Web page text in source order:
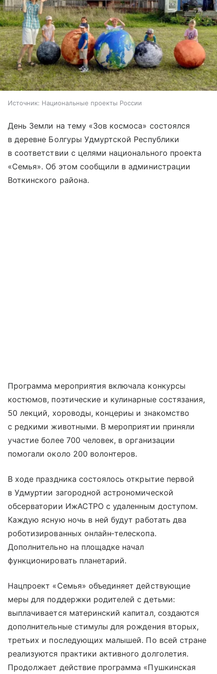
Источник: Национальные проекты России
День Земли на тему «Зов космоса» состоялся
в деревне Болгуры Удмуртской Республики
в соответствии с целями национального проекта
«Семья». Об этом сообщили в администрации
Воткинского района.
Программа мероприятия включала конкурсы
костюмов, поэтические и кулинарные состязания,
50 лекций, хороводы, концериы и знакомство
с редкими животными. В мероприятии приняли
участие более 700 человек, в организации
помогали около 200 волонтеров.
В ходе праздника состоялось открытие первой
в Удмуртии загородной астрономической
обсерватории ИжАСТРО с удаленным доступом.
Каждую ясную ночь в ней будут работать два
роботизированных онлайн‑телескопа.
Дополнительно на площадке начал
функционировать планетарий.
Нацпроект «Семья» объединяет действующие
меры для поддержки родителей с детьми:
выплачивается материнский капитал, создаются
дополнительные стимулы для рождения вторых,
третьих и последующих малышей. По всей стране
реализуются практики активного долголетия.
Продолжает действие программа «Пушкинская